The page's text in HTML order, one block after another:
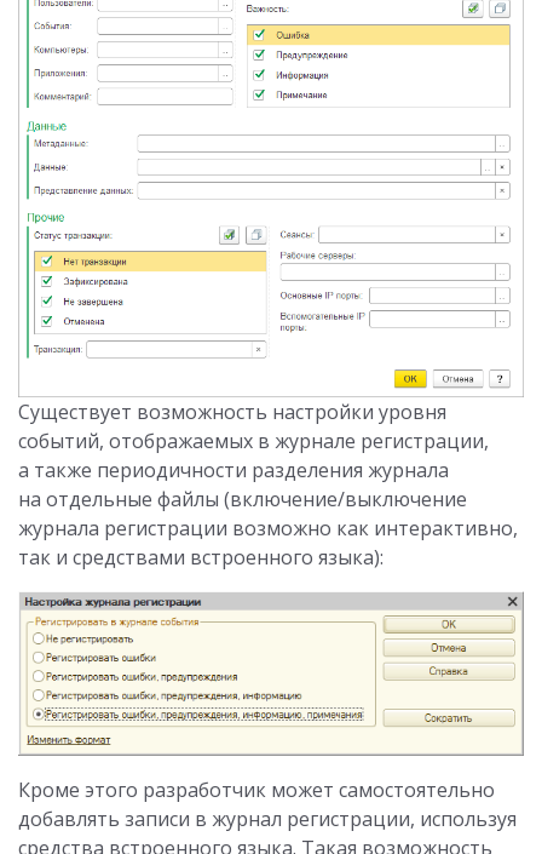
Существует возможность настройки уровня
событий, отображаемых в журнале регистрации,
а также периодичности разделения журнала
на отдельные файлы (включение/выключение
журнала регистрации возможно как интерактивно,
так и средствами встроенного языка):
Кроме этого разработчик может самостоятельно
добавлять записи в журнал регистрации, используя
средства встроенного языка. Такая возможность